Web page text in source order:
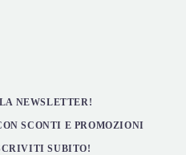
NEWSLETTER!
SCONTI E PROMOZIONI
SUBITO!